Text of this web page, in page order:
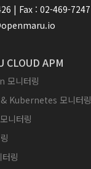
| Fax : 02-469-7247
CLOUD APM
니터링
Kubernetes 모니터링
니터링
링